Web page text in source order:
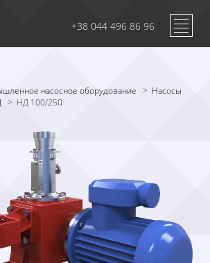
+38 044 496 86 96
насосное оборудование > Насосы
> НД 100/250